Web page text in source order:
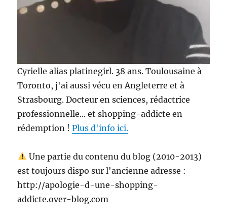
Cyrielle alias platinegirl. 38 ans. Toulousaine à
Toronto, j'ai aussi vécu en Angleterre et à
Strasbourg. Docteur en sciences, rédactrice
professionnelle... et shopping-addicte en
rédemption !Plus d'info ici.
Une partie du contenu du blog (2010-2013)
est toujours dispo sur l'ancienne adresse :
http://apologie-d-une-shopping-
addicte.over-blog.com